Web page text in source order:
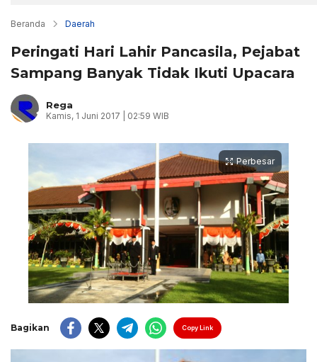
Beranda Daerah
Peringati Hari Lahir Pancasila, Pejabat
Sampang Banyak Tidak Ikuti Upacara
Rega
Kamis, 1 Juni 2017 | 02:59 WIB
Perbesar
Bagikan Copy Link